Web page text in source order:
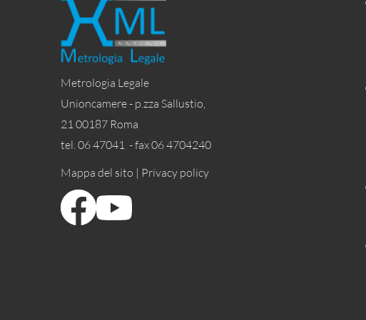
Metrologia Legale
Unioncamere - p.zza Sallustio,
21 00187 Roma
tel. 06 47041 - fax 06 4704240
Mappa del sito | Privacy policy